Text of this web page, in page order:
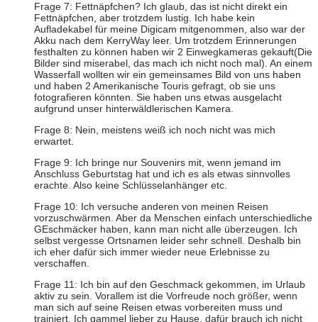
Frage 7: Fettnäpfchen? Ich glaub, das ist nicht direkt ein
Fettnäpfchen, aber trotzdem lustig. Ich habe kein
Aufladekabel für meine Digicam mitgenommen, also war der
Akku nach dem KerryWay leer. Um trotzdem Erinnerungen
festhalten zu können haben wir 2 Einwegkameras gekauft(Die
Bilder sind miserabel, das mach ich nicht noch mal). An einem
Wasserfall wollten wir ein gemeinsames Bild von uns haben
und haben 2 Amerikanische Touris gefragt, ob sie uns
fotografieren könnten. Sie haben uns etwas ausgelacht
aufgrund unser hinterwäldlerischen Kamera.
Frage 8: Nein, meistens weiß ich noch nicht was mich
erwartet.
Frage 9: Ich bringe nur Souvenirs mit, wenn jemand im
Anschluss Geburtstag hat und ich es als etwas sinnvolles
erachte. Also keine Schlüsselanhänger etc.
Frage 10: Ich versuche anderen von meinen Reisen
vorzuschwärmen. Aber da Menschen einfach unterschiedliche
GEschmäcker haben, kann man nicht alle überzeugen. Ich
selbst vergesse Ortsnamen leider sehr schnell. Deshalb bin
ich eher dafür sich immer wieder neue Erlebnisse zu
verschaffen.
Frage 11: Ich bin auf den Geschmack gekommen, im Urlaub
aktiv zu sein. Vorallem ist die Vorfreude noch größer, wenn
man sich auf seine Reisen etwas vorbereiten muss und
trainiert. Ich gammel lieber zu Hause, dafür brauch ich nicht